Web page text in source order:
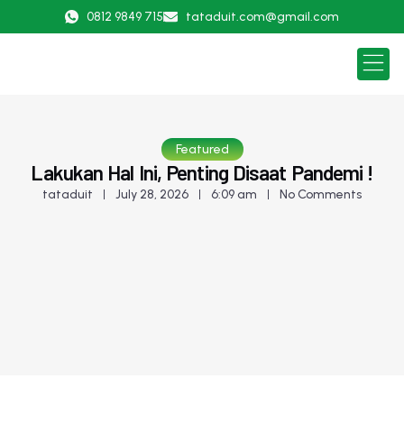
0812 9849 715 tataduit.com@gmail.com
Featured
Lakukan Hal Ini, Penting Disaat Pandemi !
tataduit July 28, 2026 6:09 am No Comments